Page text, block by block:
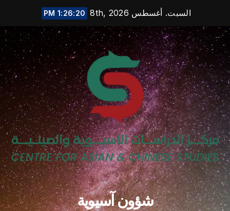
content
السبت. أغسطس 8th, 2026 1:26:21 PM
شؤون آسيوية